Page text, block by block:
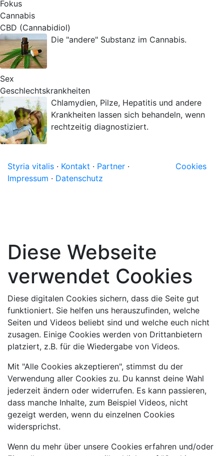
Fokus
Cannabis
CBD (Cannabidiol)
Die "andere" Substanz im Cannabis.
Sex
Geschlechtskrankheiten
Chlamydien, Pilze, Hepatitis und andere
Krankheiten lassen sich behandeln, wenn
rechtzeitig diagnostiziert.
Styria vitalis · Kontakt · Partner ·
Impressum · Datenschutz
Cookies
Diese Webseite
verwendet Cookies
Diese digitalen Cookies sichern, dass die Seite gut
funktioniert. Sie helfen uns herauszufinden, welche
Seiten und Videos beliebt sind und welche euch nicht
zusagen. Einige Cookies werden von Drittanbietern
platziert, z.B. für die Wiedergabe von Videos.
Mit "Alle Cookies akzeptieren", stimmst du der
Verwendung aller Cookies zu. Du kannst deine Wahl
jederzeit ändern oder widerrufen. Es kann passieren,
dass manche Inhalte, zum Beispiel Videos, nicht
gezeigt werden, wenn du einzelnen Cookies
widersprichst.
Wenn du mehr über unsere Cookies erfahren und/oder